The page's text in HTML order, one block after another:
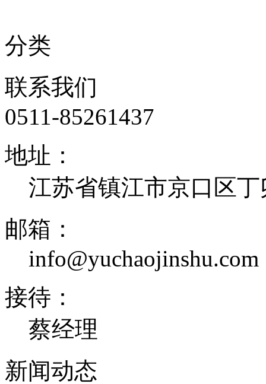
分类
联系我们
0511-85261437
地址：
江苏省镇江市京口区丁
邮箱：
info@yuchaojinshu.com
接待：
蔡经理
新闻动态